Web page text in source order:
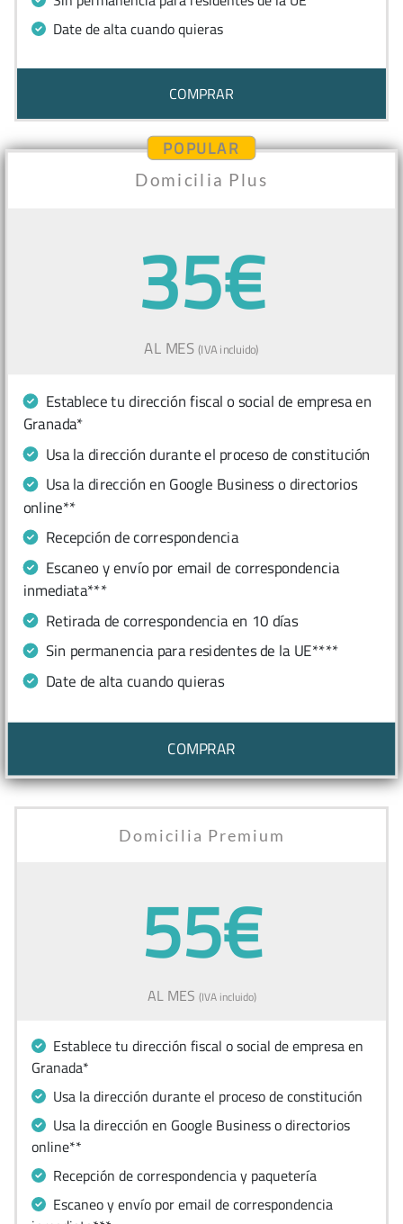
Date de alta cuando quieras
COMPRAR
POPULAR
Domicilia Plus
35€
AL MES(IVA incluido)
Establece tu dirección fiscal o social de empresa en
Granada*
Usa la dirección durante el proceso de constitución
Usa la dirección en Google Business o directorios
online**
Recepción de correspondencia
Escaneo y envío por email de correspondencia
inmediata***
Retirada de correspondencia en 10 días
Sin permanencia para residentes de la UE****
Date de alta cuando quieras
COMPRAR
Domicilia Premium
55€
AL MES (IVA incluido)
Establece tu dirección fiscal o social de empresa en
Granada*
Usa la dirección durante el proceso de constitución
Usa la dirección en Google Business o directorios
online**
Recepción de correspondencia y paquetería
Escaneo y envío por email de correspondencia